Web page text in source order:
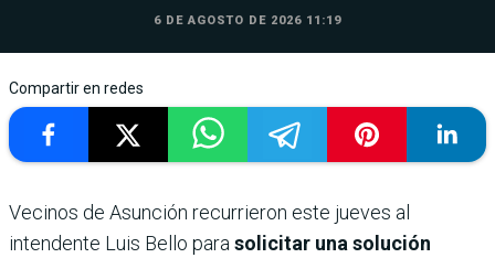
6 DE AGOSTO DE 2026 11:19
Compartir en redes
Vecinos de Asunción recurrieron este jueves al
intendente Luis Bello parasolicitar una solución